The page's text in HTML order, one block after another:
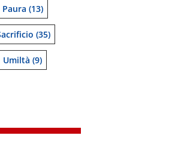
Paura (13)
(35)
Umiltà (9)